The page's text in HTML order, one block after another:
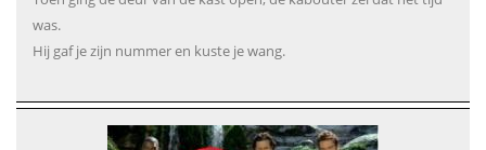
was.
Hij gaf je zijn nummer en kuste je wang.